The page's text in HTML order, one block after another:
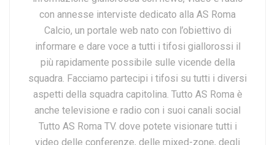
con annesse interviste dedicato alla AS Roma
Calcio, un portale web nato con l’obiettivo di
informare e dare voce a tutti i tifosi giallorossi il
più rapidamente possibile sulle vicende della
squadra. Facciamo partecipi i tifosi su tutti i diversi
aspetti della squadra capitolina. Tutto AS Roma è
anche televisione e radio con i suoi canali social
Tutto AS Roma TV. dove potete visionare tutti i
video delle conferenze, delle mixed-zone, degli